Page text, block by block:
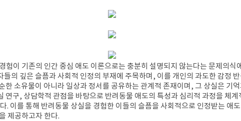
험이 기존의 인간 중심 애도 이론으로는 충분히 설명되지 않는다는 문제의식
의 깊은 슬픔과 사회적 인정의 부재에 주목하며, 이를 개인의 과도한 감정
한 소유물이 아니라 일상과 정서를 공유하는 관계적 존재이며, 그 상실은 기
연구, 상담학적 관점을 바탕으로 반려동물 애도의 특성과 심리적 과정을 체
. 이를 통해 반려동물 상실을 경험한 이들의 슬픔을 사회적으로 인정받는 애
제공하고자 한다.